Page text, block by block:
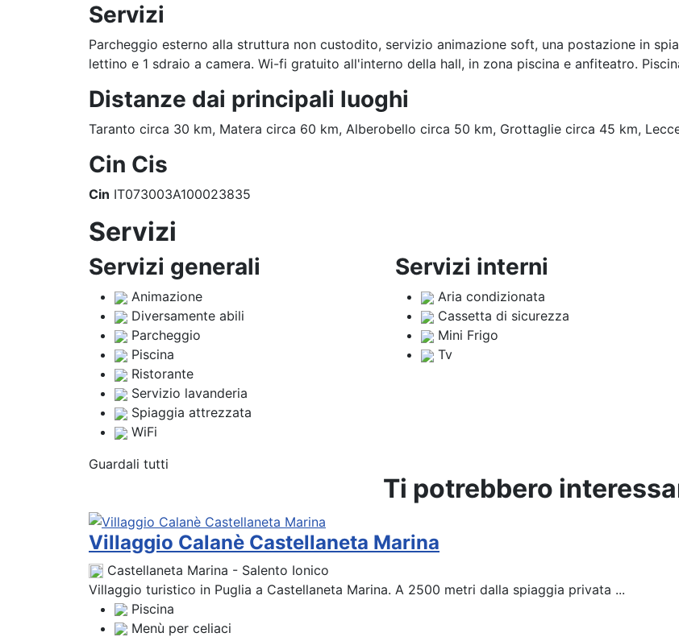
Servizi
Parcheggio esterno alla struttura non custodito, servizio animazione soft, una postazione in
lettino e 1 sdraio a camera. Wi-fi gratuito all'interno della hall, in zona piscina e anfiteatro.
Distanze dai principali luoghi
Taranto circa 30 km, Matera circa 60 km, Alberobello circa 50 km, Grottaglie circa 45 km,
Cin Cis
Cin IT073003A100023835
Servizi
Servizi generali
Animazione
Diversamente abili
Parcheggio
Piscina
Ristorante
Servizio lavanderia
Spiaggia attrezzata
WiFi
Servizi interni
Aria condizionata
Cassetta di sicurezza
Mini Frigo
Tv
Guardali tutti
Ti potrebbero
Villaggio Calanè Castellaneta Marina
Castellaneta Marina - Salento Ionico
Villaggio turistico in Puglia a Castellaneta Marina. A 2500 metri dalla spiaggia privata ...
Piscina
Menù per celiaci